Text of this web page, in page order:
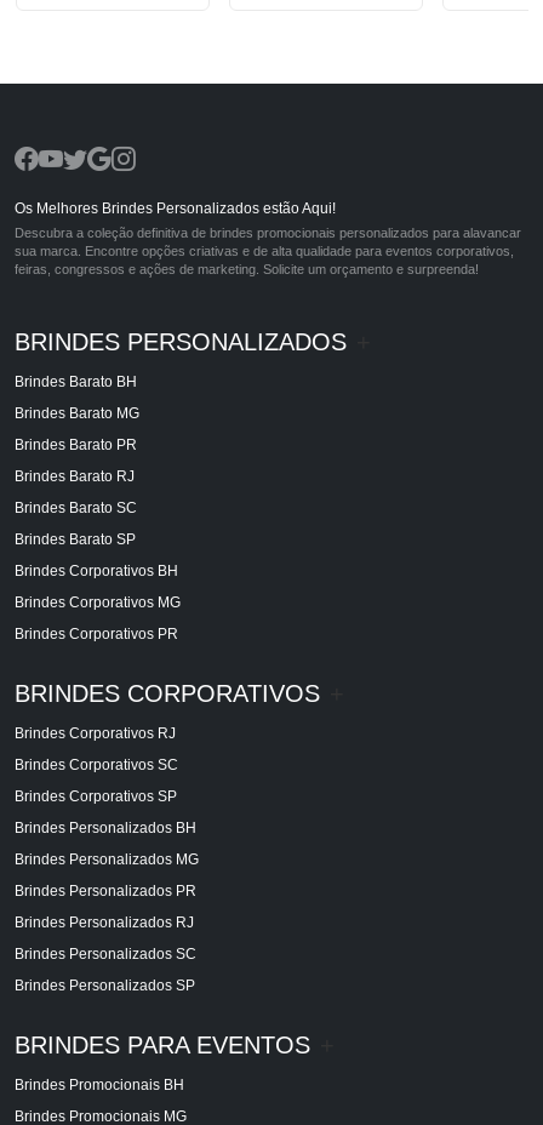
Os Melhores Brindes Personalizados estão Aqui!
Descubra a coleção definitiva de brindes promocionais personalizados para alavancar
sua marca. Encontre opções criativas e de alta qualidade para eventos corporativos,
feiras, congressos e ações de marketing. Solicite um orçamento e surpreenda!
BRINDES PERSONALIZADOS
Brindes Barato BH
Brindes Barato MG
Brindes Barato PR
Brindes Barato RJ
Brindes Barato SC
Brindes Barato SP
Brindes Corporativos BH
Brindes Corporativos MG
Brindes Corporativos PR
BRINDES CORPORATIVOS
Brindes Corporativos RJ
Brindes Corporativos SC
Brindes Corporativos SP
Brindes Personalizados BH
Brindes Personalizados MG
Brindes Personalizados PR
Brindes Personalizados RJ
Brindes Personalizados SC
Brindes Personalizados SP
BRINDES PARA EVENTOS
Brindes Promocionais BH
Brindes Promocionais MG